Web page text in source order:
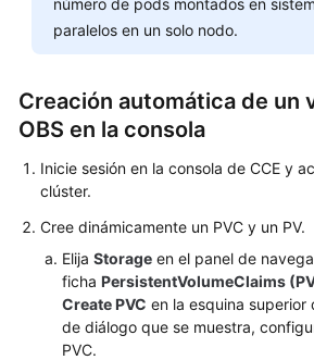
Elastic
Volume
Service
Scalable
Service
Sistemas
de
archivos
SFS
Turbo
número de pods montados en
paralelos en un solo nodo.
Creación automática de un
OBS en la consola
Inicie sesión en la consola de CCE y
clúster.
Cree dinámicamente un PVC y un PV.
Elija Storage en el panel de
ficha PersistentVolumeClaims
Create PVC en la esquina superior
de diálogo que se muestra,
PVC.